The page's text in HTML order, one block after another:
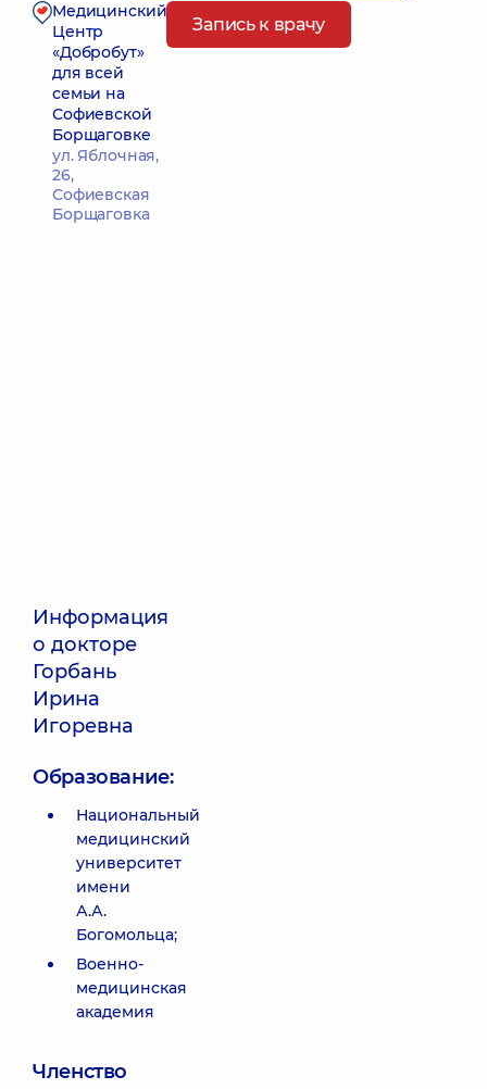
Медицинский
Центр
«Добробут»
для всей
семьи на
Софиевской
Борщаговке
ул. Яблочная,
26,
Софиевская
Борщаговка
Запись к врачу
Информация
о докторе
Горбань
Ирина
Игоревна
Образование:
Национальный
медицинский
университет
имени
А.А.
Богомольца;
Военно-
медицинская
академия
Членство